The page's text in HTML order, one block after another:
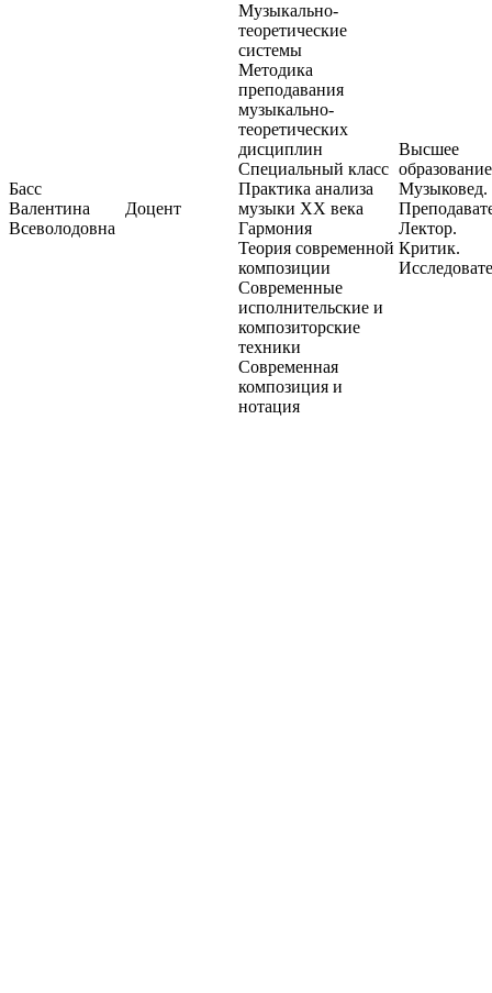
Басс
Валентина
Всеволодовна
Доцент
Музыкально-
теоретические
системы
Методика
преподавания
музыкально-
теоретических
дисциплин
Специальный класс
Практика анализа
музыки XX века
Гармония
Теория современной
композиции
Современные
исполнительские и
композиторские
техники
Современная
композиция и
нотация
Высшее
Музыковед.
Лектор.
Критик.